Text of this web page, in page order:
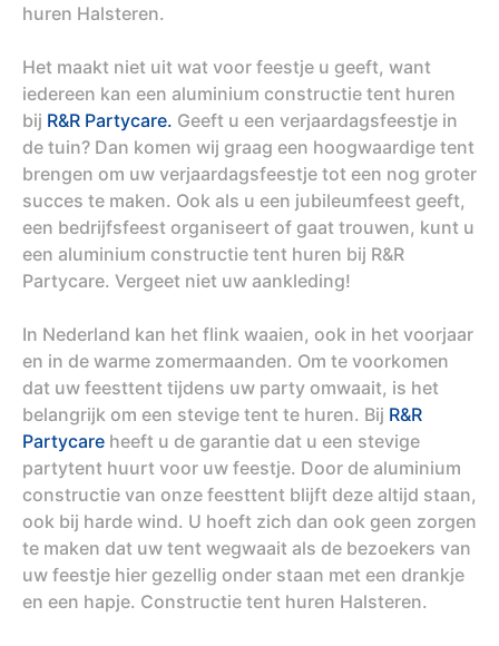
huren Halsteren.
Het maakt niet uit wat voor feestje u geeft, want
iedereen kan een aluminium constructie tent huren
bij R&R Partycare. Geeft u een verjaardagsfeestje in
de tuin? Dan komen wij graag een hoogwaardige tent
brengen om uw verjaardagsfeestje tot een nog groter
succes te maken. Ook als u een jubileumfeest geeft,
een bedrijfsfeest organiseert of gaat trouwen, kunt u
een aluminium constructie tent huren bij R&R
Partycare. Vergeet niet uw aankleding!
In Nederland kan het flink waaien, ook in het voorjaar
en in de warme zomermaanden. Om te voorkomen
dat uw feesttent tijdens uw party omwaait, is het
belangrijk om een stevige tent te huren. Bij R&R
Partycare heeft u de garantie dat u een stevige
partytent huurt voor uw feestje. Door de aluminium
constructie van onze feesttent blijft deze altijd staan,
ook bij harde wind. U hoeft zich dan ook geen zorgen
te maken dat uw tent wegwaait als de bezoekers van
uw feestje hier gezellig onder staan met een drankje
en een hapje. Constructie tent huren Halsteren.